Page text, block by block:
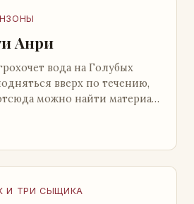
Анри
вода на Голубых
вверх по течению,
можно найти материал
И ТРИ СЫЩИКА